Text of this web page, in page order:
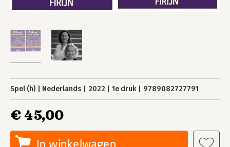
Spel (h) Nederlands 2022 1e druk 9789082727791
€ 45,00
In winkelwagen